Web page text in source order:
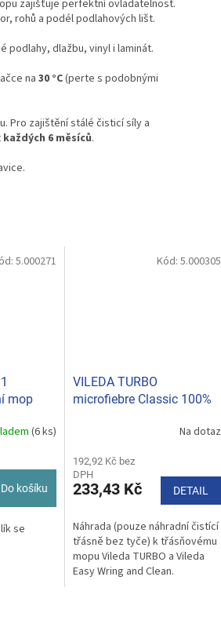
zajišťuje perfektní ovladatelnost.
rohů a podél podlahových lišt.
podlahy, dlažbu, vinyl i laminát.
na 30 °C(perte s podobnými
Pro zajištění stálé čisticí síly a
každých 6 měsíců.
mop
(6 ks)
Do košíku
se
5.000271
VILEDA TURBO
microfiebre Classic 100%
produktu
je
5,0
5
hvězdiček.
Na dotaz
192,92 Kč bez
DPH
233,43 Kč DETAIL
Náhrada (pouze náhradní čistící
třásně bez tyče) k třásňovému
mopu Vileda TURBO a Vileda
Easy Wring and Clean.
Kód:5.000305